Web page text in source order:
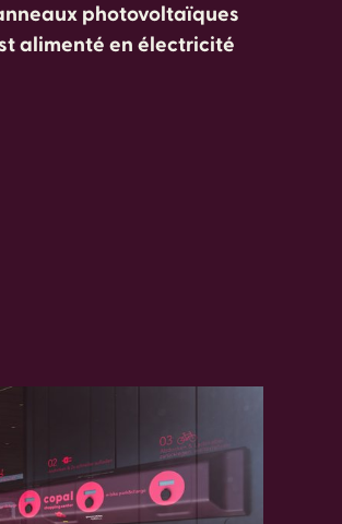
photovoltaïques
alimenté en électricité